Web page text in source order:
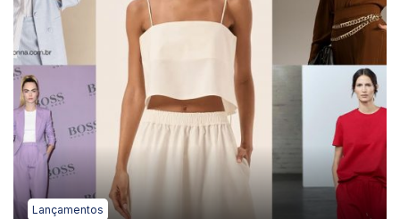
Lançamentos